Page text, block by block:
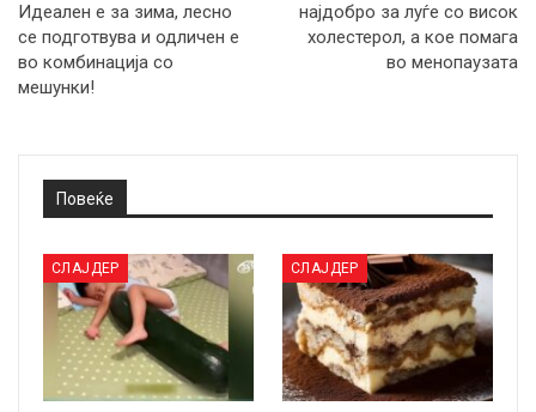
Идеален е за зима, лесно
се подготвува и одличен е
во комбинација со
мешунки!
најдобро за луѓе со висок
холестерол, а кое помага
во менопаузата
Повеќе
СЛАЈДЕР СЛАЈДЕР